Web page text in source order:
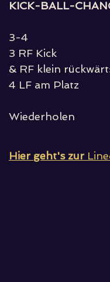
KICK-BALL-
3-4
3 RF Kick
& RF klein
4 LF am Platz
Wiederholen
Hier geht's zur